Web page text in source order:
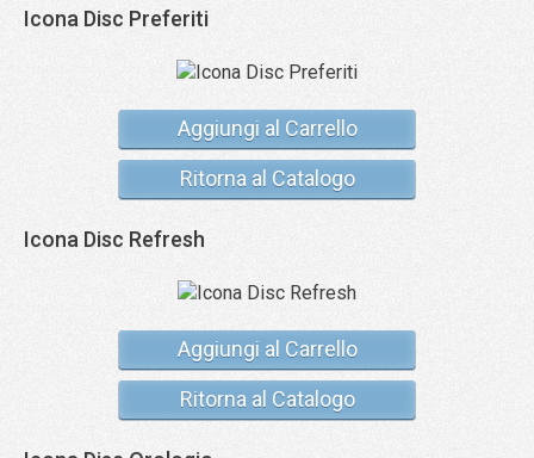
Icona Disc Preferiti
Aggiungi al Carrello
Ritorna al Catalogo
Icona Disc Refresh
Aggiungi al Carrello
Ritorna al Catalogo